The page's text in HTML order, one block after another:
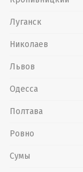
Луганск
Николаев
Львов
Одесса
Полтава
Ровно
Сумы